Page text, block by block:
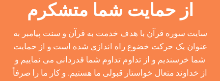
از حمایت شما متشکرم
سایت سوره قرآن با هدف خدمت به قرآن و سنت پیامبر به
عنوان یک حرکت خضوع راه اندازی شده است و از حمایت
شما خرسندیم و از تداوم تداوم شما قدردانی می نماییم و
از خداوند متعال خواستار قبولی ما هستیم. و کار ما را صرفاً